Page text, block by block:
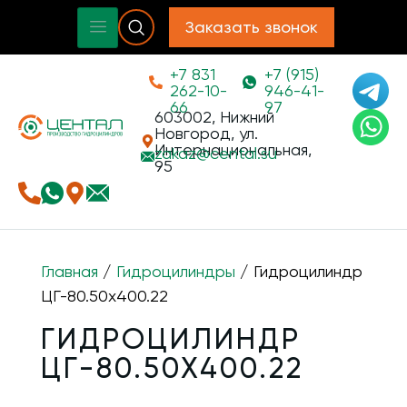
Заказать звонок
+7 831
262-10-
66
+7 (915)
946-41-
97
603002, Нижний
Новгород, ул.
Интернациональная,
95
zakaz@cental.su
Главная / Гидроцилиндры / Гидроцилиндр
ЦГ-80.50х400.22
ГИДРОЦИЛИНДР
ЦГ-80.50Х400.22